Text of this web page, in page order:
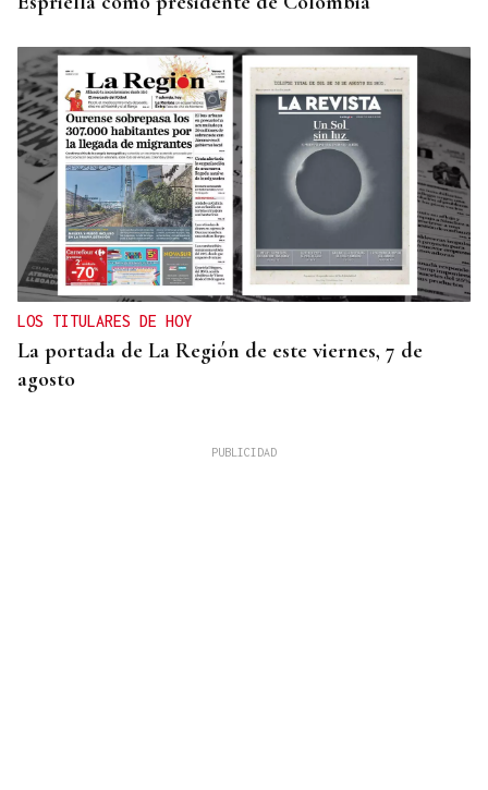
LOS TITULARES DE HOY
La portada de La Región de este viernes, 7 de
agosto